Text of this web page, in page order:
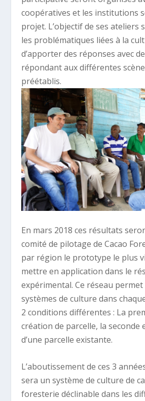
coopératives et les institutions
projet. L’objectif de ses ateliers
les problématiques liées à la
d’apporter des réponses avec
répondant aux différentes
préétablis.
En mars 2018 ces résultats
comité de pilotage de Cacao
par région le prototype le plus
mettre en application dans le
expérimental. Ce réseau
systèmes de culture dans
2 conditions différentes : La
création de parcelle, la seconde
d’une parcelle existante.
L’aboutissement de ces 3
sera un système de culture de
foresterie déclinable dans les